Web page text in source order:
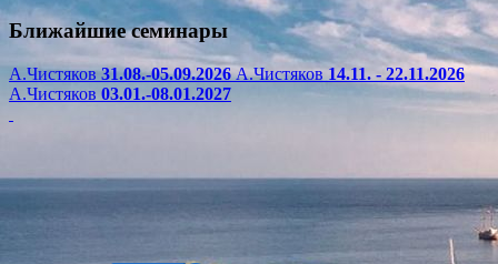
Ближайшие семинары
А.Чистяков31.08.-05.09.2026 А.Чистяков14.11. - 22.11.2026
А.Чистяков 03.01.-08.01.2027